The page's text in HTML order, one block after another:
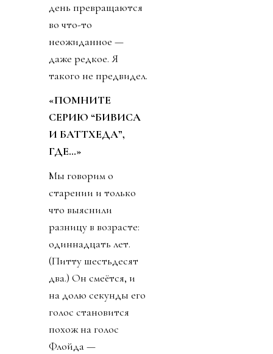
день превращаются
во что-то
неожиданное —
даже редкое. Я
такого не предвидел.
«ПОМНИТЕ
СЕРИЮ “БИВИСА
И БАТТХЕДА”,
ГДЕ…»
Мы говорим о
старении и только
что выяснили
разницу в возрасте:
одиннадцать лет.
(Питту шестьдесят
два.) Он смеётся, и
на долю секунды его
голос становится
похож на голос
Флойда —